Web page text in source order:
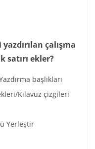
çalışma
satırı ekler?
başlıkları
Kılavuz çizgileri
Yerleştir